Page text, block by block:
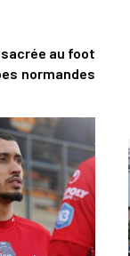
au foot
normandes